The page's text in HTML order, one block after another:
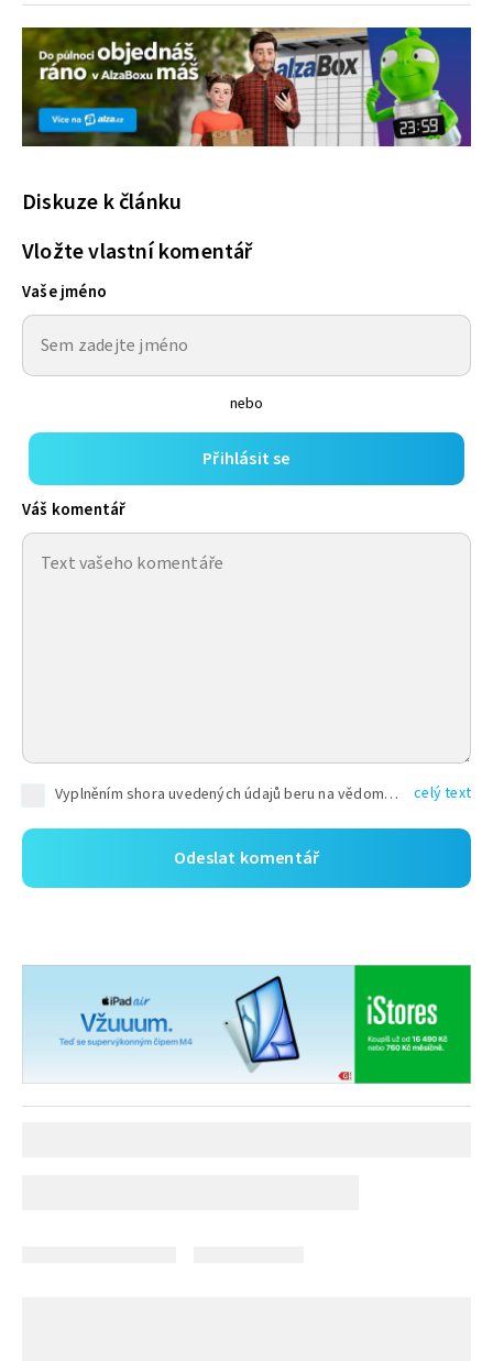
Diskuze k článku
Vložte vlastní komentář
Vaše jméno
nebo
Přihlásit se
Váš komentář
Vyplněním shora uvedených údajů beru na vědomí, že společnost TEXT FACTORY s.r.o., sídlem Brno, Durďákova 336/29, Černá Pole, PSČ: 613 00, IČ: 06157831, zapsané u Krajského soudu v Brně, oddíl C, vložka 100399, bude zpracovávat mé osobní údaje uvedené v rámci mnou vyplněného registračního formuláře na základě oprávněných zájmů TEXT FACTORY s.r.o. dle čl. 6 odst. 1 písm. f) GDPR a pro splnění právních povinností (čl. 6 odst. 1 písm. c) GDPR), a to pro tyto účely: nezbytnost zajistit oprávnění návštěvníka webových stránek provozovaných společností TEXT FACTORY s.r.o. přispívat aktivně ke zveřejněným článkům nebo v rámci diskusních fór a výkon práv TEXT FACTORY s.r.o. jako administrátora těchto diskusních fór. Více informací o zpracování osobních údajů a právech lze nalézt v celý text